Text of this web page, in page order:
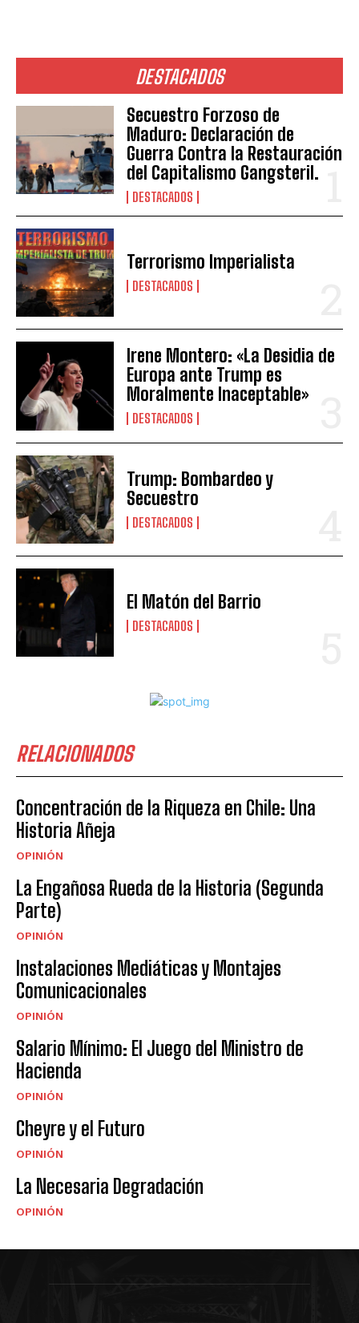
DESTACADOS
Secuestro Forzoso de
Maduro: Declaración de
Guerra Contra la Restauración
del Capitalismo Gangsteril.
DESTACADOS
Terrorismo Imperialista
DESTACADOS
Irene Montero: «La Desidia de
Europa ante Trump es
Moralmente Inaceptable»
DESTACADOS
Trump: Bombardeo y
Secuestro
DESTACADOS
El Matón del Barrio
DESTACADOS
RELACIONADOS
Concentración de la Riqueza en Chile: Una
Historia Añeja
OPINIÓN
La Engañosa Rueda de la Historia (Segunda
Parte)
OPINIÓN
Instalaciones Mediáticas y Montajes
Comunicacionales
OPINIÓN
Salario Mínimo: El Juego del Ministro de
Hacienda
OPINIÓN
Cheyre y el Futuro
OPINIÓN
La Necesaria Degradación
OPINIÓN